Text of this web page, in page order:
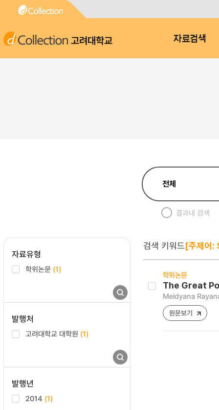
고려대학교 자료검색
결과내 검색
자료유형
학위논문 (1)
발행처
고려대학교 대학원 (1)
발행년
2014 (1)
검색 키워드[주제어
학위논문
The Great
Meidyana
원문보기